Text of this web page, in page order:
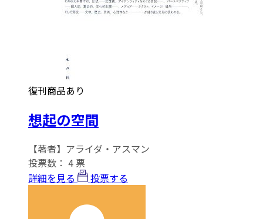
復刊商品あり
想起の空間
【著者】アライダ・アスマン
投票数： 4票
詳細を見る
投票する